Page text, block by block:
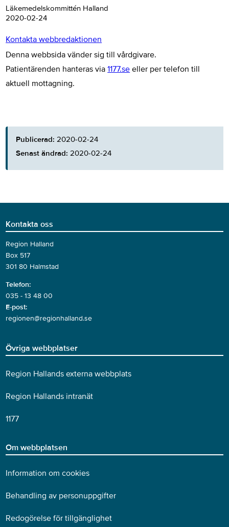
Läkemedelskommittén Halland
2020-02-24
Kontakta webbredaktionen
Denna webbsida vänder sig till vårdgivare.
Patientärenden hanteras via1177.se eller per telefon till
aktuell mottagning.
Publicerad: 2020-02-24
Senast ändrad: 2020-02-24
Kontakta oss
Region Halland
Box 517
301 80 Halmstad
Telefon:
035 - 13 48 00
E-post:
regionen@regionhalland.se
Övriga webbplatser
Region Hallands externa webbplats
Region Hallands intranät
1177
Om webbplatsen
Information om cookies
Behandling av personuppgifter
Redogörelse för tillgänglighet